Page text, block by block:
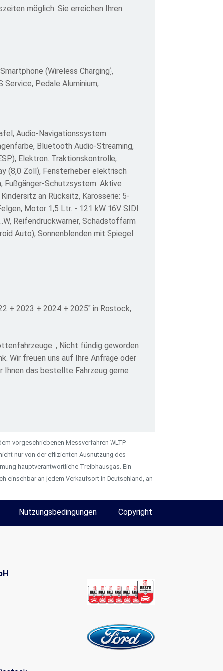
möglich. Sie erreichen Ihren
(Wireless Charging),
Pedale Aluminium,
Audio-Navigationssystem
Bluetooth Audio-Streaming,
Elektron. Traktionskontrolle,
(8,0 Zoll), Fensterheber elektrisch
Fußgänger-Schutzsystem: Aktive
an Rücksitz, Karosserie: 5-
Motor 1,5 Ltr. - 121 kW 16V SIDI
Reifendruckwarner, Schadstoffarm
Auto), Sonnenblenden mit Spiegel
+ 2023 + 2024 + 2025" in Rostock,
, Nicht fündig geworden
Wir freuen uns auf Ihre Anfrage oder
Ihnen das bestellte Fahrzeug gerne
vorgeschriebenen Messverfahren WLTP
nur von der effizienten Ausnutzung des
hauptverantwortliche Treibhausgas. Ein
einsehbar an jedem Verkaufsort in Deutschland, an
Nutzungsbedingungen Copyright